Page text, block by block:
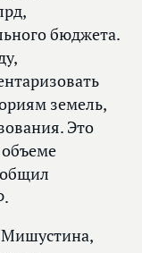
бюджета.
земель,
Это
Мишустина,